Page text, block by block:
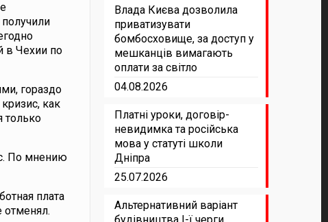
получили
в Чехии по
гораздо
как
только
По мнению
плата
отменял.
Влада Києва дозволила
приватизувати
бомбосховище, за доступ у
мешканців вимагають
оплати за світло
04.08.2026
Платні уроки, договір-
невидимка та російська
мова у статуті школи
Дніпра
25.07.2026
Альтернативний варіант